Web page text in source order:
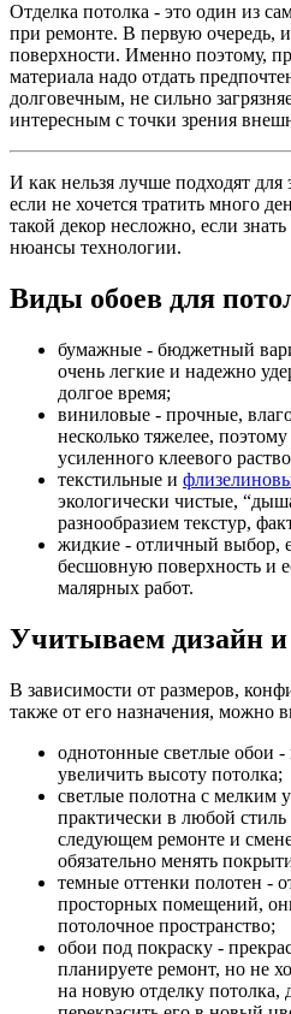
Отделка потолка - это один из
при ремонте. В первую очередь,
поверхности. Именно поэтому,
материала надо отдать
долговечным, не сильно
интересным с точки зрения
И как нельзя лучше подходят
если не хочется тратить много
такой декор несложно, если
нюансы технологии.
Виды обоев для
бумажные - бюджетный
очень легкие и надежно
долгое время;
виниловые - прочные,
несколько тяжелее,
усиленного клеевого
текстильные и
экологически чистые,
разнообразием текстур,
жидкие - отличный выбор,
бесшовную поверхность и
малярных работ.
Учитываем дизайн и
В зависимости от размеров,
также от его назначения, можно
однотонные светлые обои -
увеличить высоту потолка;
светлые полотна с мелким
практически в любой
следующем ремонте и
обязательно менять
темные оттенки полотен -
просторных помещений,
потолочное пространство;
обои под покраску -
планируете ремонт, но не
на новую отделку потолка,